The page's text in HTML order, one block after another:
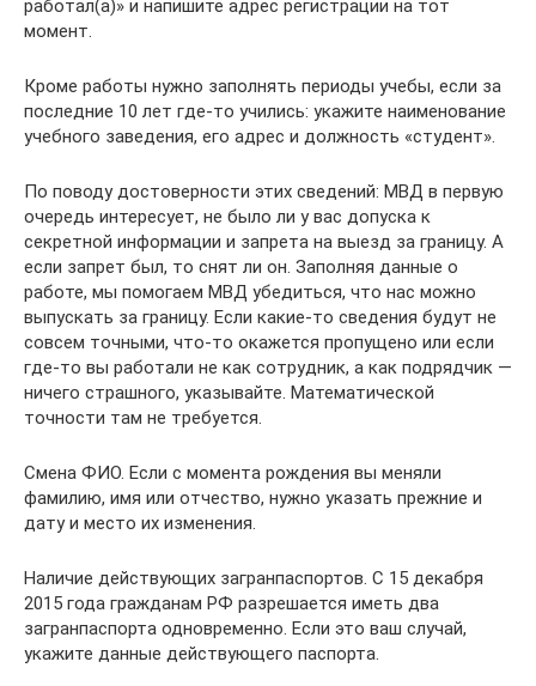
работал(а)» и напишите адрес регистрации на тот
момент.
Кроме работы нужно заполнять периоды учебы, если за
последние 10 лет где-то учились: укажите наименование
учебного заведения, его адрес и должность «студент».
По поводу достоверности этих сведений: МВД в первую
очередь интересует, не было ли у вас допуска к
секретной информации и запрета на выезд за границу. А
если запрет был, то снят ли он. Заполняя данные о
работе, мы помогаем МВД убедиться, что нас можно
выпускать за границу. Если какие-то сведения будут не
совсем точными, что-то окажется пропущено или если
где-то вы работали не как сотрудник, а как подрядчик —
ничего страшного, указывайте. Математической
точности там не требуется.
Смена ФИО. Если с момента рождения вы меняли
фамилию, имя или отчество, нужно указать прежние и
дату и место их изменения.
Наличие действующих загранпаспортов. С 15 декабря
2015 года гражданам РФ разрешается иметь два
загранпаспорта одновременно. Если это ваш случай,
укажите данные действующего паспорта.